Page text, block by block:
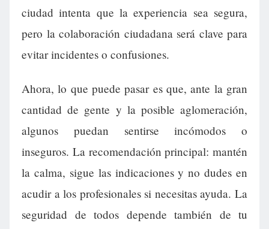
ciudad intenta que la experiencia sea segura,
pero la colaboración ciudadana será clave para
evitar incidentes o confusiones.
Ahora, lo que puede pasar es que, ante la gran
cantidad de gente y la posible aglomeración,
algunos puedan sentirse incómodos o
inseguros. La recomendación principal: mantén
la calma, sigue las indicaciones y no dudes en
acudir a los profesionales si necesitas ayuda. La
seguridad de todos depende también de tu